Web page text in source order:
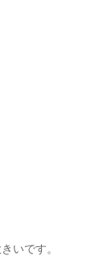
いです。